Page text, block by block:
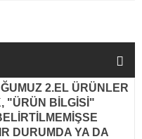
2.EL ÜRÜNLER
"ÜRÜN BİLGİSİ"
DURUMDA YA DA